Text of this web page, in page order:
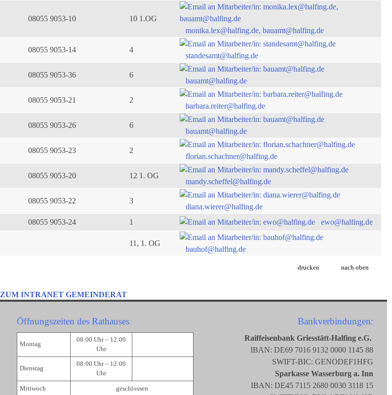
08055 9053-10
10 1.OG
monika.lex@halfing.de, bauamt@halfing.de
08055 9053-14 4
standesamt@halfing.de
08055 9053-36 6
bauamt@halfing.de
08055 9053-21 2
barbara.reiter@halfing.de
08055 9053-26 6
bauamt@halfing.de
08055 9053-23 2
florian.schachner@halfing.de
08055 9053-20 12 1. OG
mandy.scheffel@halfing.de
08055 9053-22 3
diana.wierer@halfing.de
08055 9053-24 1 ewo@halfing.de
11, 1. OG
bauhof@halfing.de
drucken nach oben
ZUM INTRANET GEMEINDERAT
Öffnungszeiten des Rathauses
Montag
08:00 Uhr – 12:00
Uhr
Dienstag
08:00 Uhr – 12:00
Uhr
Mittwoch geschlossen
Bankverbindungen:
Raiffeisenbank Griesstätt-Halfing e.G.
IBAN: DE69 7016 9132 0000 1145 88
SWIFT-BIC: GENODEF1HFG
Sparkasse Wasserburg a. Inn
IBAN: DE45 7115 2680 0030 3118 15